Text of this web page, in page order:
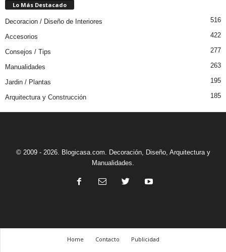
Lo Más Destacado
Decoracion / Diseño de Interiores 516
Accesorios 422
Consejos / Tips 277
Manualidades 263
Jardin / Plantas 195
Arquitectura y Construcción 185
© 2009 - 2026. Blogicasa.com. Decoración, Diseño, Arquitectura y
Manualidades.
Home Contacto Publicidad